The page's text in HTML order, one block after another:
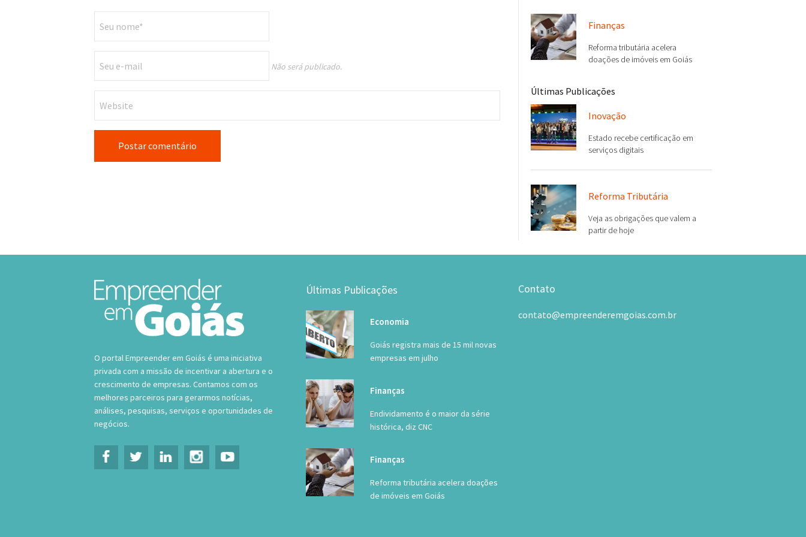
Não será publicado.
Finanças
Reforma tributária acelera
doações de imóveis em Goiás
Últimas Publicações
Inovação
Estado recebe certificação em
serviços digitais
Reforma Tributária
Veja as obrigações que valem a
partir de hoje
O portal Empreender em Goiás é uma iniciativa
privada com a missão de incentivar a abertura e o
crescimento de empresas. Contamos com os
melhores parceiros para gerarmos notícias,
análises, pesquisas, serviços e oportunidades de
negócios.
Últimas Publicações
Economia
Goiás registra mais de 15 mil novas
empresas em julho
Finanças
Endividamento é o maior da série
histórica, diz CNC
Finanças
Reforma tributária acelera doações
de imóveis em Goiás
Contato
contato@empreenderemgoias.com.br